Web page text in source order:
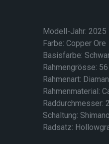
Modell-Jahr: 2025
Farbe: Copper Ore
Basisfarbe:
Rahmengrösse:
Rahmenart:
Rahmenmaterial:
Raddurchmesser:
Schaltung:
Radsatz: